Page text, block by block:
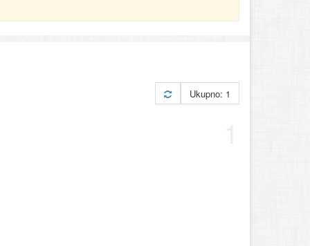
Ukupno: 1